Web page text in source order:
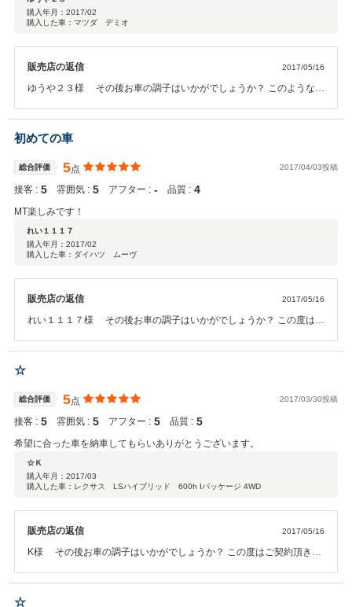
購入年月： 2017/02
購入した車：マツダ デミオ
販売店の返信 2017/05/16
ゆうや２３様 その後お車の調子はいかがでしょうか？ このような高
けることが、何よりも私共の励みになります。 今後ともどうぞ宜しく
お願い致します！
初めての車
総合評価 5点 2017/04/03投稿
接客 : 5 雰囲気 : 5 アフター : ‐ 品質 : 4
MT楽しみです！
れい１１１７
購入年月： 2017/02
購入した車：ダイハツ ムーヴ
販売店の返信 2017/05/16
れい１１１７様 その後お車の調子はいかがでしょうか？ この度はご
か気になる事がございましたら、またぜひお気軽にお立ち寄りくださ
☆
総合評価 5点 2017/03/30投稿
接客 : 5 雰囲気 : 5 アフター : 5 品質 : 5
希望に合った車を納車してもらいありがとうございます。
☆Ｋ
購入年月： 2017/03
購入した車：レクサス LSハイブリッド 600h Iパッケージ 4WD
販売店の返信 2017/05/16
K様 その後お車の調子はいかがでしょうか？ この度はご契約頂きま
コミを頂き、大変うれしく思います。 遠方でもあり、お忙しい中かと
☆